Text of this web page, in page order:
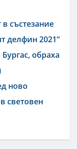
състезание
делфин 2021“
обраха
ново
световен